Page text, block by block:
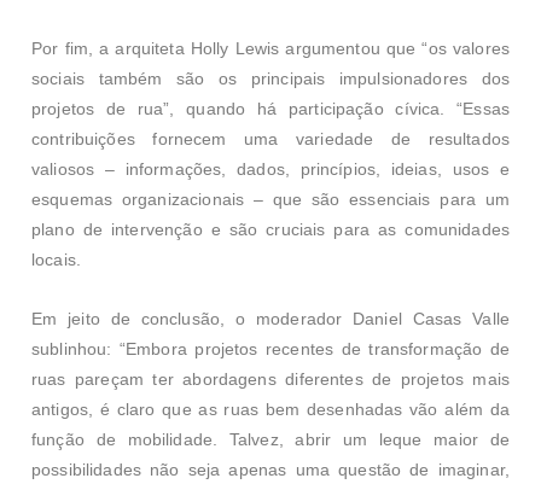
Por fim, a arquiteta Holly Lewis argumentou que “os valores
sociais também são os principais impulsionadores dos
projetos de rua”, quando há participação cívica. “Essas
contribuições fornecem uma variedade de resultados
valiosos – informações, dados, princípios, ideias, usos e
esquemas organizacionais – que são essenciais para um
plano de intervenção e são cruciais para as comunidades
locais.
Em jeito de conclusão, o moderador Daniel Casas Valle
sublinhou: “Embora projetos recentes de transformação de
ruas pareçam ter abordagens diferentes de projetos mais
antigos, é claro que as ruas bem desenhadas vão além da
função de mobilidade. Talvez, abrir um leque maior de
possibilidades não seja apenas uma questão de imaginar,